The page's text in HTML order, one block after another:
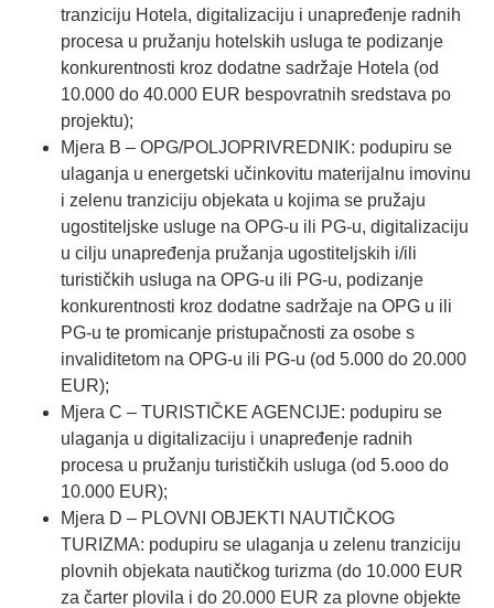
tranziciju Hotela, digitalizaciju i unapređenje radnih
procesa u pružanju hotelskih usluga te podizanje
konkurentnosti kroz dodatne sadržaje Hotela (od
10.000 do 40.000 EUR bespovratnih sredstava po
projektu);
Mjera B – OPG/POLJOPRIVREDNIK:​ podupiru se
ulaganja u energetski učinkovitu materijalnu imovinu
i zelenu tranziciju objekata u kojima se pružaju
ugostiteljske usluge na OPG-u ili PG-u, digitalizaciju
u cilju unapređenja pružanja ugostiteljskih i/ili
turističkih usluga na OPG-u ili PG-u, podizanje
konkurentnosti kroz dodatne sadržaje na OPG u ili
PG-u te promicanje pristupačnosti za osobe s
invaliditetom na OPG-u ili PG-u (od 5.000 do 20.000
EUR);
Mjera C – TURISTIČKE AGENCIJE:​ podupiru se
ulaganja u digitalizaciju i unapređenje radnih
procesa u pružanju turističkih usluga (od 5.ooo do
10.000 EUR);
Mjera D – PLOVNI OBJEKTI NAUTIČKOG
TURIZMA:​ podupiru se ulaganja u zelenu tranziciju
plovnih objekata nautičkog turizma (do 10.000 EUR
za čarter plovila i do 20.000 EUR za plovne objekte